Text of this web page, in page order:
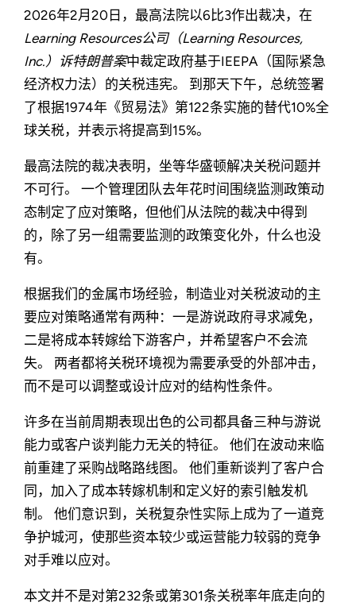
2026年2月20日，最高法院以6比3作出裁决，在
Learning Resources公司（Learning Resources,
Inc.）诉特朗普案中裁定政府基于IEEPA（国际紧急
经济权力法）的关税违宪。 到那天下午，总统签署
了根据1974年《贸易法》第122条实施的替代10%全
球关税，并表示将提高到15%。
最高法院的裁决表明，坐等华盛顿解决关税问题并
不可行。 一个管理团队去年花时间围绕监测政策动
态制定了应对策略，但他们从法院的裁决中得到
的，除了另一组需要监测的政策变化外，什么也没
有。
根据我们的金属市场经验，制造业对关税波动的主
要应对策略通常有两种：一是游说政府寻求减免，
二是将成本转嫁给下游客户，并希望客户不会流
失。 两者都将关税环境视为需要承受的外部冲击，
而不是可以调整或设计应对的结构性条件。
许多在当前周期表现出色的公司都具备三种与游说
能力或客户谈判能力无关的特征。 他们在波动来临
前重建了采购战略路线图。 他们重新谈判了客户合
同，加入了成本转嫁机制和定义好的索引触发机
制。 他们意识到，关税复杂性实际上成为了一道竞
争护城河，使那些资本较少或运营能力较弱的竞争
对手难以应对。
本文并不是对第232条或第301条关税率年底走向的